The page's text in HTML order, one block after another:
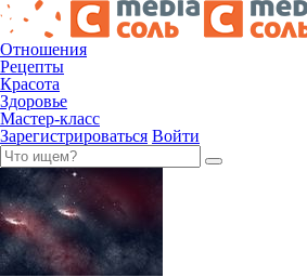
Отношения
Рецепты
Красота
Здоровье
Мастер-класс
Зарегистрироваться Войти